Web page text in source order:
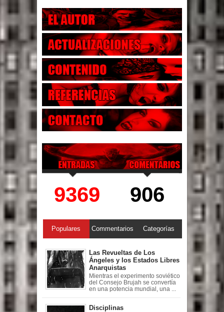
9369 906
Populares Commentarios Categorías
Las Revueltas de Los
Ángeles y los Estados Libres
Anarquistas
Mientras el experimento soviético
del Consejo Brujah se convertía
en una potencia mundial, una ...
Disciplinas